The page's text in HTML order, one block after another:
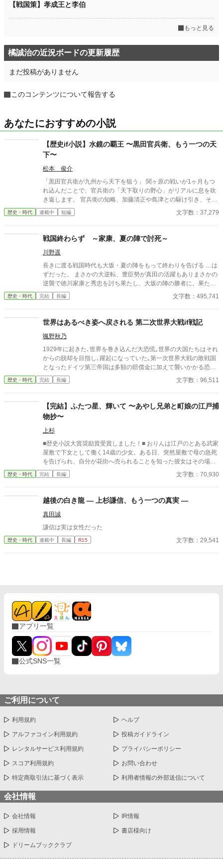
【戦国策】孝成王と李伯
もっと見る
橘誠治の近況ボードの更新履歴
まだ投稿がありません
このコンテンツについて報告する
あなたにおすすめの小説
【歴史if小説】水鏡の覇王 〜黒田官兵衛、もう一つの天
下〜
松本 俊介
「黒田官兵衛が九州から天下を狙う」 関ヶ原の戦いが1ヶ月もつ
れ込んだことで、官兵衛の「天下取りの野心」がリアルに息を吹
き返します。 官兵衛の知略、加藤清正や島津との駆け引き、そし
て豊臣秀頼を擁した「九州王国」の建国から徳川家康との決戦な
どを歴史if小説としました。続きも掲載予定です。
歴史・時代 連載中 短編 文字数：37,279
戦国終わらず ～家康、夏の陣で討死～
川野遥
長きに渡る戦国時代も大坂・夏の陣をもって終わりを告げる …は
ずだった。 まさかの大逆転、豊臣勢が真田の活躍もありまさかの
逆襲で徳川家康と秀忠を討ち果たし、大坂の陣の勝者に。果たし
て彼らは新たな秩序を作ることができるのか？ 敗北した徳川勢も
何とか巻き返しを図ろうとするが、徳川に臣従したはずの大名達
主がまさかの活躍？ 参考情報一切なし、全てゼロから切り開く戦
国ifストーリーが始まる。 更新は週5～6予定です。 ※ノベルアッ
プ＋とカクヨムにも掲載しています。
歴史・時代 完結 長編 文字数：495,741
世界はあるべき姿へ戻される 第二次世界大戦if戦記
颯野秋乃
1929年に起きた､世界を巻き込んだ大恐慌｡世界の大国たちはそれ
からの脱却を目指し､躍起になっていた｡第一次世界大戦の敗戦国
となったドイツ第三帝国は多額の賠償金に加えて襲いかかる恐慌
に国の存続の危機に陥っていた｡援助の約束をしたアメリカは恐慌
を理由に賠償金の支援を破棄｡フランスは､自らを救うために支払
ために､世界に隠しながら軍備の拡張に奔走することになる｡ ま
た､極東の国大日本帝国｡関係の悪化の一途を辿る日米関係によっ
て受ける経済的打撃に苦しんでいた｡ その解決法として提案され
た大東亜共栄圏｡東南アジア諸国及び中国を含めた大経済圏､生存
圏の構築に力を注ごうとしていた｡ この小説は､ドイツ第三帝国と
大日本帝国の2視点で進んでいく｡現代では有り得なかった様々な
イフが含まれる｡それを楽しんで貰えたらと思う。 またこの小説
はいかなる思想を賛美､賞賛するものでは無い｡ この小説は現代と
は似て非なるもの｡登場人物は史実には沿わないので悪しからず…
歴史・時代 完結 長編 文字数：96,511
【完結】ふたつ星、輝いて 〜あやし兄弟と町娘の江戸捕
物抄〜
上杉
■歴史小説大賞奨励賞受賞しました！■ おりんは江戸のとある武家
屋敷で下女として働く14歳の少女。ある日、突然屋敷で母の急死
を告げられ、自分が花街へ売られることを知った彼女はその場か
ら逃げだした。 母は殺されたのかもしれない――そんな絶望のど
ん底にいたおりんに声をかけたのは、奉行所で同心として働く有
で住み込みで働くことが決まる。そこで彼の兄――有島清之進と
ともに生活を始めるのだが、病弱という噂とはかけ離れた腕っぷ
しのよさに、おりんは驚きを隠せない。 そうしてともに生活しな
がら少しづつ心を開いていった――その矢先のことだった。 母の
り――。 とある秘密を抱えた兄弟と町娘おりんの紡ぐ江戸捕物抄
歴史・時代 完結 長編 文字数：70,930
越後の白き龍 ― 上杉謙信、もう一つの真実 ―
真田誠
謙信は実は女性だった
歴史・時代 連載中 長編 R15 文字数：29,541
アプリ一覧
公式SNS一覧
ご利用について
利用規約 ヘルプ
アルファコイン利用規約 投稿ガイドライン
レンタルサービス利用規約 プライバシーポリシー
スコア利用規約 お問い合わせ
特定商取引法に基づく表示 利用者情報の外部送信について
会社情報
会社情報 IR情報
採用情報 書店様向け
ドリームブッククラブ